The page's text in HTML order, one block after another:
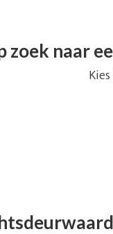
zoek naar